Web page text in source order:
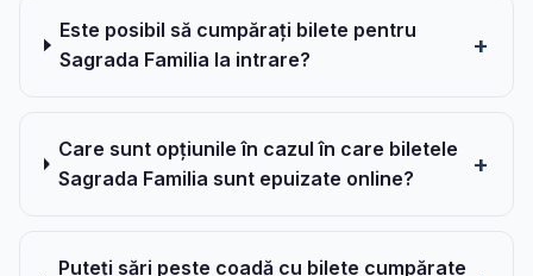
Este posibil să cumpărați bilete pentru
Sagrada Familia la intrare?
Care sunt opțiunile în cazul în care biletele
Sagrada Familia sunt epuizate online?
Puteți sări peste coadă cu bilete cumpărate